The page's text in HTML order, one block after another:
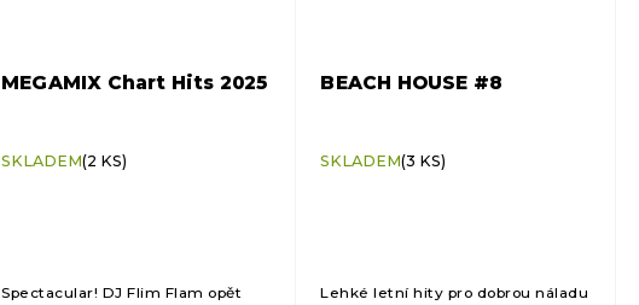
MEGAMIX Chart Hits 2025
SKLADEM(2 KS)
Spectacular! DJ Flim Flam opět
BEACH HOUSE #8
SKLADEM(3 KS)
Lehké letní hity pro dobrou náladu